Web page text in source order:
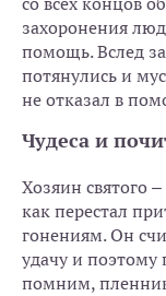
захоронения
помощь. Вслед
потянулись и
не отказал в
Чудеса и
Хозяин святого –
как перестал
гонениям. Он
удачу и
помним,